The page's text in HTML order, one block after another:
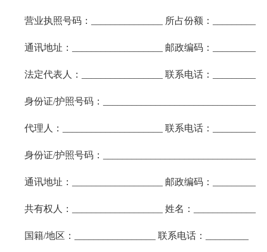
营业执照号码：_______________ 所占份额：_________
通讯地址：___________________ 邮政编码：_________
法定代表人：_________________ 联系电话：_________
身份证/护照号码：________________________________
代理人：_____________________ 联系电话：_________
身份证/护照号码：________________________________
通讯地址：___________________ 邮政编码：_________
共有权人：___________________ 姓名：_____________
国籍/地区：_________________ 联系电话：_________